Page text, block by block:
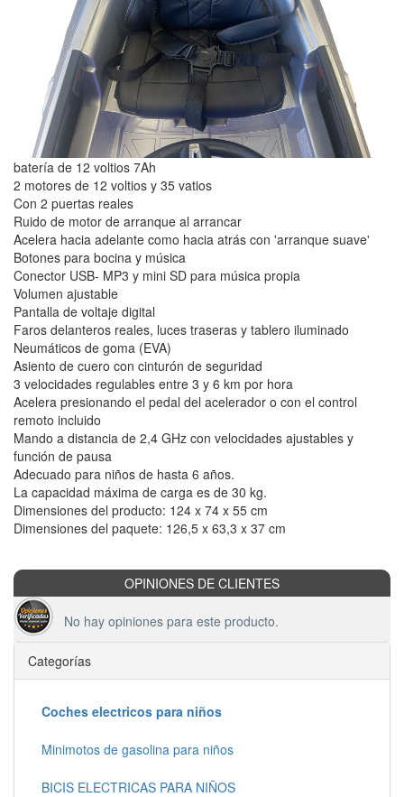
batería de 12 voltios 7Ah
2 motores de 12 voltios y 35 vatios
Con 2 puertas reales
Ruido de motor de arranque al arrancar
Acelera hacia adelante como hacia atrás con 'arranque suave'
Botones para bocina y música
Conector USB- MP3 y mini SD para música propia
Volumen ajustable
Pantalla de voltaje digital
Faros delanteros reales, luces traseras y tablero iluminado
Neumáticos de goma (EVA)
Asiento de cuero con cinturón de seguridad
3 velocidades regulables entre 3 y 6 km por hora
Acelera presionando el pedal del acelerador o con el control
remoto incluido
Mando a distancia de 2,4 GHz con velocidades ajustables y
función de pausa
Adecuado para niños de hasta 6 años.
La capacidad máxima de carga es de 30 kg.
Dimensiones del producto: 124 x 74 x 55 cm
Dimensiones del paquete: 126,5 x 63,3 x 37 cm
OPINIONES DE CLIENTES
No hay opiniones para este producto.
Categorías
Coches electricos para niños
Minimotos de gasolina para niños
BICIS ELECTRICAS PARA NIÑOS